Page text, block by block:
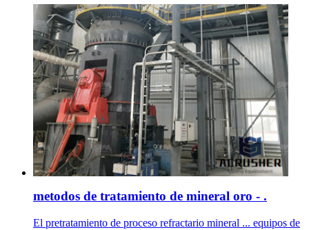
metodos de tratamiento de mineral oro - .
El pretratamiento de proceso refractario mineral ... equipos de